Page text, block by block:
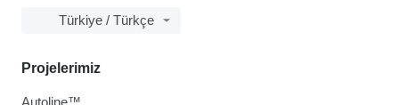
Türkiye / Türkçe
Projelerimiz
Autoline™